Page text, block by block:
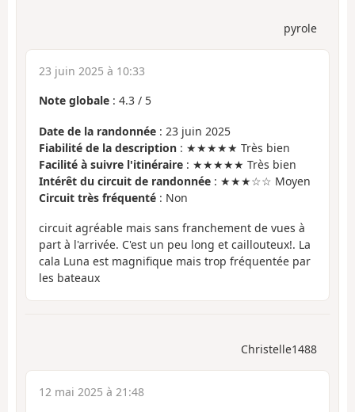
pyrole
23 juin 2025 à 10:33
Note globale : 4.3 / 5
Date de la randonnée : 23 juin 2025
Fiabilité de la description : ★★★★★ Très bien
Facilité à suivre l'itinéraire : ★★★★★ Très bien
Intérêt du circuit de randonnée : ★★★☆☆ Moyen
Circuit très fréquenté : Non
circuit agréable mais sans franchement de vues à
part à l'arrivée. C'est un peu long et caillouteux!. La
cala Luna est magnifique mais trop fréquentée par
les bateaux
Christelle1488
12 mai 2025 à 21:48